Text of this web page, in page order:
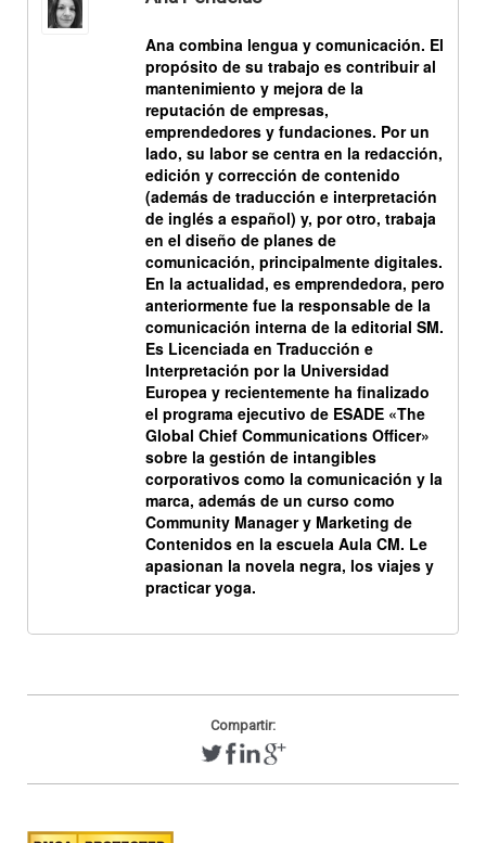
Ana combina lengua y comunicación. El
propósito de su trabajo es contribuir al
mantenimiento y mejora de la
reputación de empresas,
emprendedores y fundaciones. Por un
lado, su labor se centra en la redacción,
edición y corrección de contenido
(además de traducción e interpretación
de inglés a español) y, por otro, trabaja
en el diseño de planes de
comunicación, principalmente digitales.
En la actualidad, es emprendedora, pero
anteriormente fue la responsable de la
comunicación interna de la editorial SM.
Es Licenciada en Traducción e
Interpretación por la Universidad
Europea y recientemente ha finalizado
el programa ejecutivo de ESADE «The
Global Chief Communications Officer»
sobre la gestión de intangibles
corporativos como la comunicación y la
marca, además de un curso como
Community Manager y Marketing de
Contenidos en la escuela Aula CM. Le
apasionan la novela negra, los viajes y
practicar yoga.
Compartir: